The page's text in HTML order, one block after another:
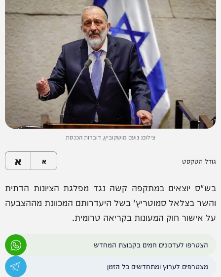
צילום: נועם מושקוביץ, דוברות הכנסת
גודל הטקסט א א
בש"ס יוצאים במתקפה קשה נגד מפלגת הציונות הדתית
והשר בצלאל סמוטריץ' בשל היעדרותם המכוונת מההצבעה
על אישור חוק המעונות בקריאה טרומית.
הצטרפו לעדכונים חמים בקבוצת המחדש
מצטרפים לערוץ ומתחדשים כל הזמן